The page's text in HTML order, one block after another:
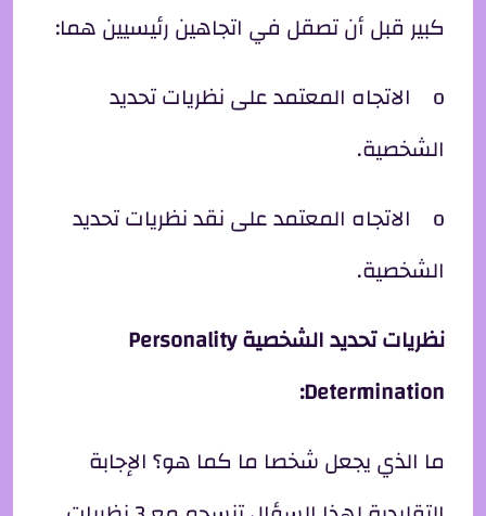
كبير قبل أن تصقل في اتجاهين رئيسيين هما:
o الاتجاه المعتمد على نظريات تحديد
الشخصية.
o الاتجاه المعتمد على نقد نظريات تحديد
الشخصية.
نظريات تحديد الشخصيةPersonality
Determination:
ما الذي يجعل شخصا ما كما هو؟ الإجابة